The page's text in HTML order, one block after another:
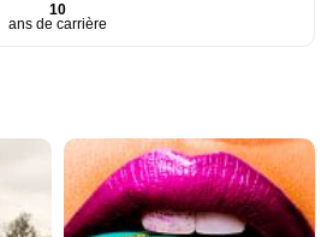
10
ans de carrière